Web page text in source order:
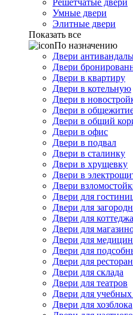
Решетчатые двери
Умные двери
Элитные двери
Показать все
По назначению
Двери
Двери
Двери в квартиру
Двери в котельную
Двери в
Двери в
Двери в общий
Двери в офис
Двери в подвал
Двери в сталинку
Двери в хрущевку
Двери в
Двери
Двери для
Двери для
Двери для коттеджа
Двери для
Двери для
Двери для
Двери для
Двери для склада
Двери для театров
Двери для
Двери для хозблока